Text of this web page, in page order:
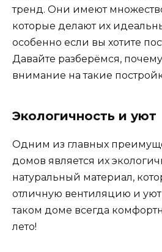
тренд. Они имеют
которые делают их
особенно если вы хотите
Давайте разберёмся, почему
внимание на такие
Экологичность и уют
Одним из главных
домов является их
натуральный материал,
отличную вентиляцию и
таком доме всегда
лето!